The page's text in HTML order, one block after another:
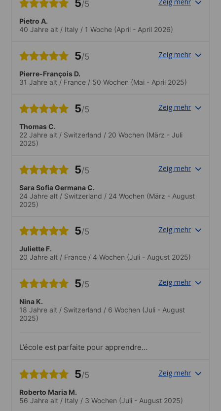
5/5
Pietro A.
40 Jahre alt / Italy / 1 Woche (April - April 2026)
5/5 Zeig mehr
Pierre-François D.
31 Jahre alt / France / 50 Wochen (Mai - April 2025)
5/5 Zeig mehr
Thomas C.
22 Jahre alt / Switzerland / 20 Wochen (März - Juli
2025)
5/5 Zeig mehr
Sara Sofia Germana C.
24 Jahre alt / Switzerland / 24 Wochen (März - August
2025)
5/5 Zeig mehr
Juliette F.
20 Jahre alt / France / 4 Wochen (Juli - August 2025)
5/5 Zeig mehr
Nina K.
18 Jahre alt / Switzerland / 6 Wochen (Juli - August
2025)
L’école est parfaite pour apprendre
5/5 Zeig mehr
Roberto Maria M.
56 Jahre alt / Italy / 3 Wochen (Juli - August 2025)